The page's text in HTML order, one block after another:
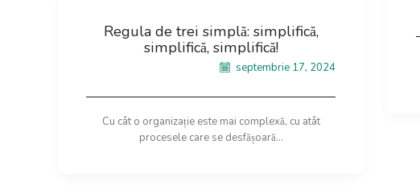
Regula de trei simplă: simplifică,
simplifică, simplifică!
septembrie 17, 2024
Cu cât o organizație este mai complexă, cu atât
procesele care se desfășoară...